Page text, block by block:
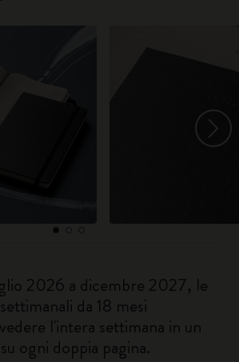
2026 a dicembre 2027, le
da 18 mesi
l'intera settimana in un
ogni doppia pagina.